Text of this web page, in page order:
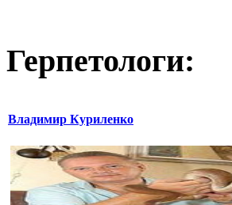
Герпетологи:
Владимир Куриленко